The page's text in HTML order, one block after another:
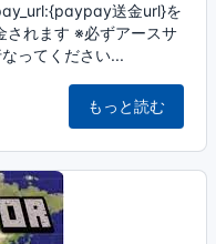
送金url}を
されます ※必ずアースサ
ってください...
もっと読む